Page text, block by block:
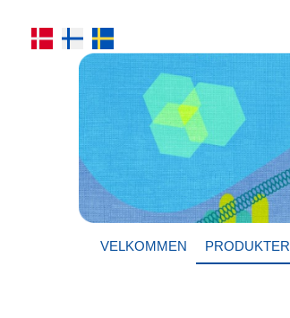
VELKOMMEN PRODUKTER